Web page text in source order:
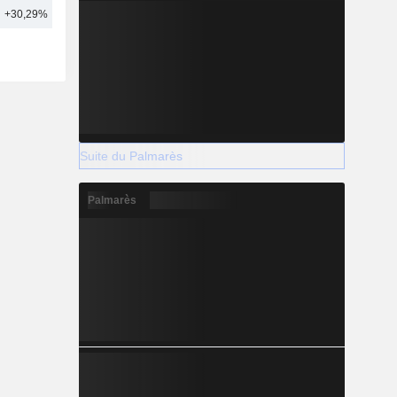
+30,29%
Suite du Palmarès
Palmarès